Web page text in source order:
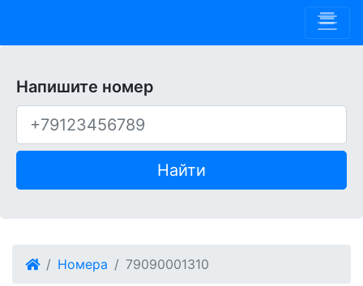
Напишите номер
Найти
Номера 79090001310